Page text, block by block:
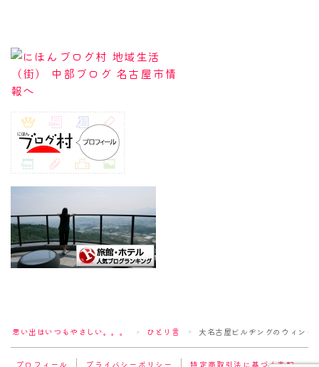
思い出はいつもやさしい。。。 ＞ ひとり言 ＞ 大名古屋ビルヂングのウィン
プロフィール プライバシーポリシー 特定商取引法に基づく表記